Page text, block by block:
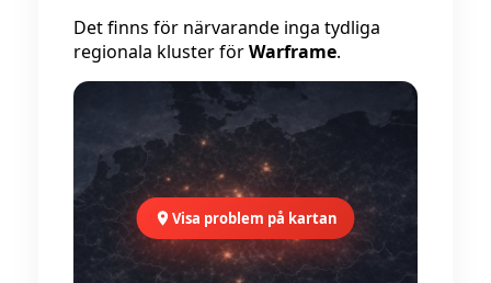
Det finns för närvarande inga tydliga
regionala kluster förWarframe.
Visa problem på kartan